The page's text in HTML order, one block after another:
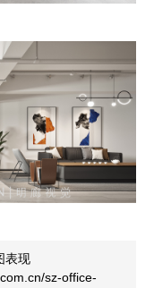
表现
sz-office-